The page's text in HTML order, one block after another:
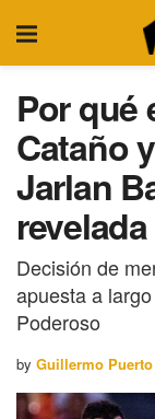
Por qué
Cataño
Jarlan
revelada
Decisión de
apuesta a
Poderoso
by Guillermo Puerto